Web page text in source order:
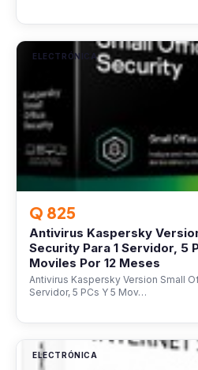
ELECTRÓNICA
Q 825
Antivirus Kaspersky
Security Para 1 Servidor, 5
Moviles Por 12 Meses
Antivirus Kaspersky Version Small
Servidor, 5 PCs Y 5 Mov…
ELECTRÓNICA